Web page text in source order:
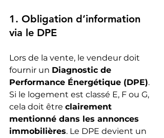
1. Obligation d’information
via le DPE
Lors de la vente, le vendeur doit
fournir un Diagnostic de
Performance Énergétique (DPE).
Si le logement est classé E, F ou G,
cela doit être clairement
mentionné dans les annonces
immobilières. Le DPE devient un